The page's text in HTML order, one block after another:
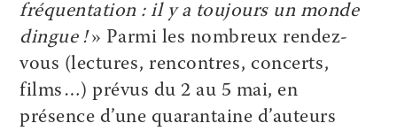
fréquentation : il y a toujours un monde
dingue !» Parmi les nombreux rendez-
vous (lectures, rencontres, concerts,
films…) prévus du 2 au 5 mai, en
présence d’une quarantaine d’auteurs